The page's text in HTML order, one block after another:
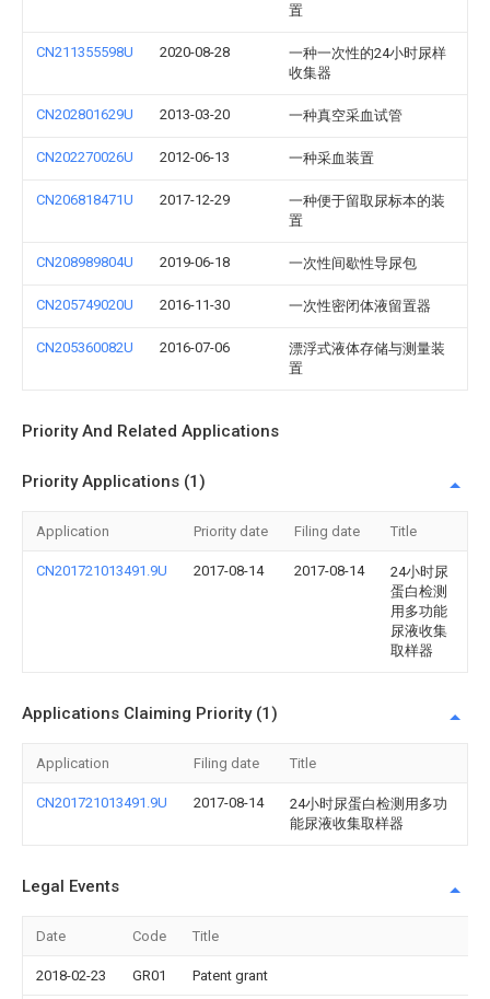
置
CN211355598U 2020-08-28
一种一次性的24小时尿样
收集器
CN202801629U 2013-03-20 一种真空采血试管
CN202270026U 2012-06-13 一种采血装置
CN206818471U 2017-12-29
一种便于留取尿标本的装
置
CN208989804U 2019-06-18 一次性间歇性导尿包
CN205749020U 2016-11-30 一次性密闭体液留置器
CN205360082U 2016-07-06
漂浮式液体存储与测量装
置
Priority And Related Applications
Priority Applications (1)
Application Priority date Filing date Title
CN201721013491.9U 2017-08-14 2017-08-14
24小时尿
蛋白检测
用多功能
尿液收集
取样器
Applications Claiming Priority (1)
Application Filing date Title
CN201721013491.9U 2017-08-14
24小时尿蛋白检测用多功
能尿液收集取样器
Legal Events
Date Code Title
2018-02-23 GR01 Patent grant